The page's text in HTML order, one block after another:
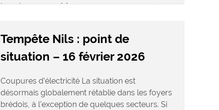
lors du passage […]
Tempête Nils : point de
situation – 16 février 2026
Coupures d’électricité La situation est
désormais globalement rétablie dans les foyers
brédois, à l’exception de quelques secteurs. Si